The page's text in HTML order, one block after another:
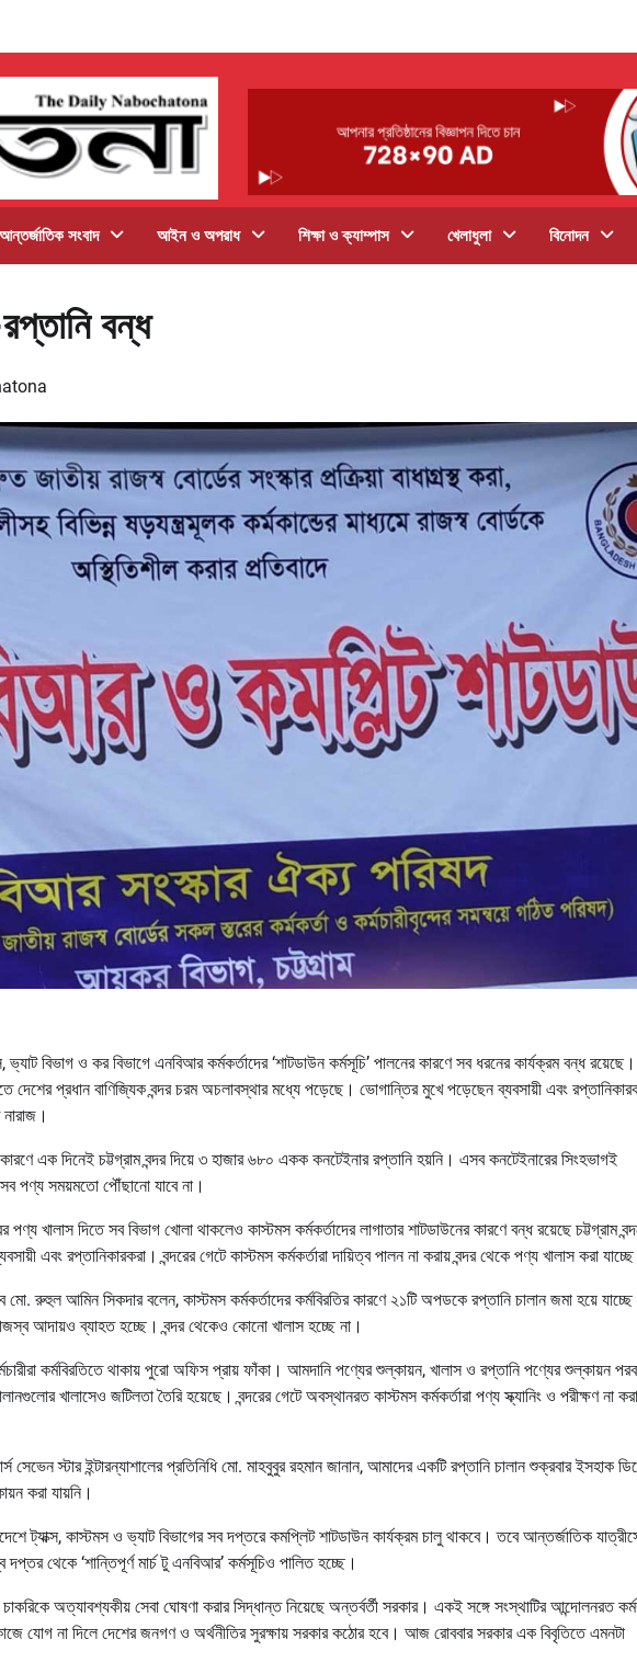
আন্তর্জাতিক সংবাদ আইন ও অপরাধ শিক্ষা ও ক্যাম্পাস খেলাধুলা বিনোদন
বন্ধ
বিভাগ ও কর বিভাগে এনবিআর কর্মকর্তাদের ‘শাটডাউন কর্মসূচি’ পালনের কারণে সব ধরনের কার্যক্রম বন্ধ
দেশের প্রধান বাণিজ্যিক বন্দর চরম অচলাবস্থার মধ্যে পড়েছে। ভোগান্তির মুখে পড়েছেন ব্যবসায়ী এবং
নারাজ।
কারণে এক দিনেই চট্টগ্রাম বন্দর দিয়ে ৩ হাজার ৬৮০ একক কনটেইনার রপ্তানি হয়নি। এসব কনটেইনারের সিংহভাগই
পণ্য সময়মতো পৌঁছানো যাবে না।
খালাস দিতে সব বিভাগ খোলা থাকলেও কাস্টমস কর্মকর্তাদের লাগাতার শাটডাউনের কারণে বন্ধ রয়েছে চট্টগ্রাম
এবং রপ্তানিকারকরা। বন্দরের গেটে কাস্টমস কর্মকর্তারা দায়িত্ব পালন না করায় বন্দর থেকে পণ্য খালাস করা
মো. রুহুল আমিন সিকদার বলেন, কাস্টমস কর্মকর্তাদের কর্মবিরতির কারণে ২১টি অপডকে রপ্তানি চালান জমা হয়ে
আদায়ও ব্যাহত হচ্ছে। বন্দর থেকেও কোনো খালাস হচ্ছে না।
কর্মবিরতিতে থাকায় পুরো অফিস প্রায় ফাঁকা। আমদানি পণ্যের শুল্কায়ন, খালাস ও রপ্তানি পণ্যের শুল্কায়ন
খালাসেও জটিলতা তৈরি হয়েছে। বন্দরের গেটে অবস্থানরত কাস্টমস কর্মকর্তারা পণ্য স্ক্যানিং ও পরীক্ষণ না
সেভেন স্টার ইন্টারন্যাশালের প্রতিনিধি মো. মাহবুবুর রহমান জানান, আমাদের একটি রপ্তানি চালান শুক্রবার ইসহাক
করা যায়নি।
ট্যাক্স, কাস্টমস ও ভ্যাট বিভাগের সব দপ্তরে কমপ্লিট শাটডাউন কার্যক্রম চালু থাকবে। তবে আন্তর্জাতিক
থেকে ‘শান্তিপূর্ণ মার্চ টু এনবিআর’ কর্মসূচিও পালিত হচ্ছে।
অত্যাবশ্যকীয় সেবা ঘোষণা করার সিদ্ধান্ত নিয়েছে অন্তর্বর্তী সরকার। একই সঙ্গে সংস্থাটির আন্দোলনরত
যোগ না দিলে দেশের জনগণ ও অর্থনীতির সুরক্ষায় সরকার কঠোর হবে। আজ রোববার সরকার এক বিবৃতিতে এমনটা